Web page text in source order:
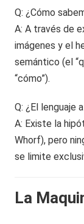
Q: ¿Cómo
A: A través de
imágenes y el
semántico (el
“cómo”).
Q: ¿El lenguaje
A: Existe la
Whorf), pero
se limite
La